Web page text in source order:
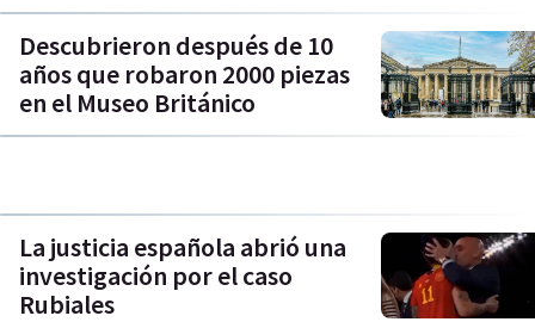
Descubrieron después de 10
años que robaron 2000 piezas
en el Museo Británico
La justicia española abrió una
investigación por el caso
Rubiales